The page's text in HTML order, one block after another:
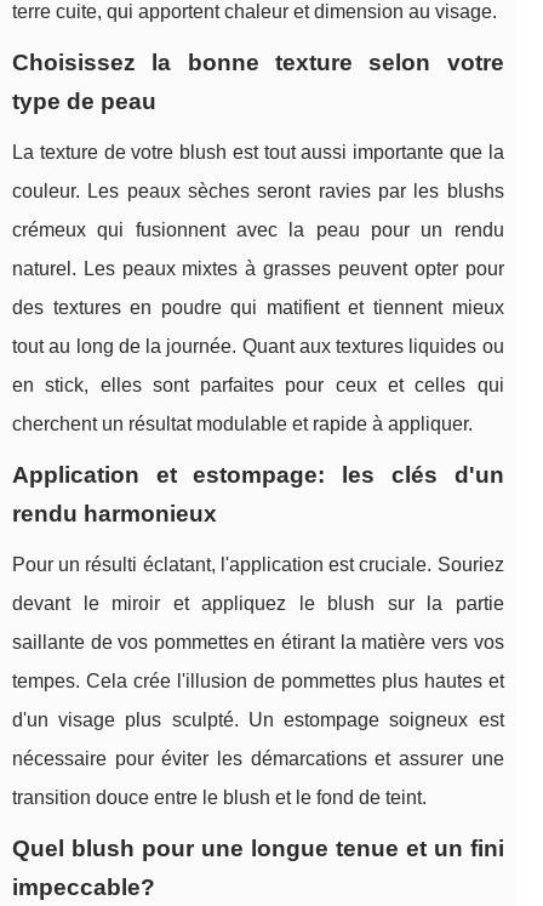
terre cuite, qui apportent chaleur et dimension au visage.
Choisissez la bonne texture selon votre
type de peau
La texture de votre blush est tout aussi importante que la
couleur. Les peaux sèches seront ravies par les blushs
crémeux qui fusionnent avec la peau pour un rendu
naturel. Les peaux mixtes à grasses peuvent opter pour
des textures en poudre qui matifient et tiennent mieux
tout au long de la journée. Quant aux textures liquides ou
en stick, elles sont parfaites pour ceux et celles qui
cherchent un résultat modulable et rapide à appliquer.
Application et estompage: les clés d'un
rendu harmonieux
Pour un résulti éclatant, l'application est cruciale. Souriez
devant le miroir et appliquez le blush sur la partie
saillante de vos pommettes en étirant la matière vers vos
tempes. Cela crée l'illusion de pommettes plus hautes et
d'un visage plus sculpté. Un estompage soigneux est
nécessaire pour éviter les démarcations et assurer une
transition douce entre le blush et le fond de teint.
Quel blush pour une longue tenue et un fini
impeccable?